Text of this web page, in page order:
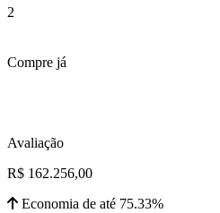
2
Compre já
Avaliação
R$ 162.256,00
Economia de até 75.33%